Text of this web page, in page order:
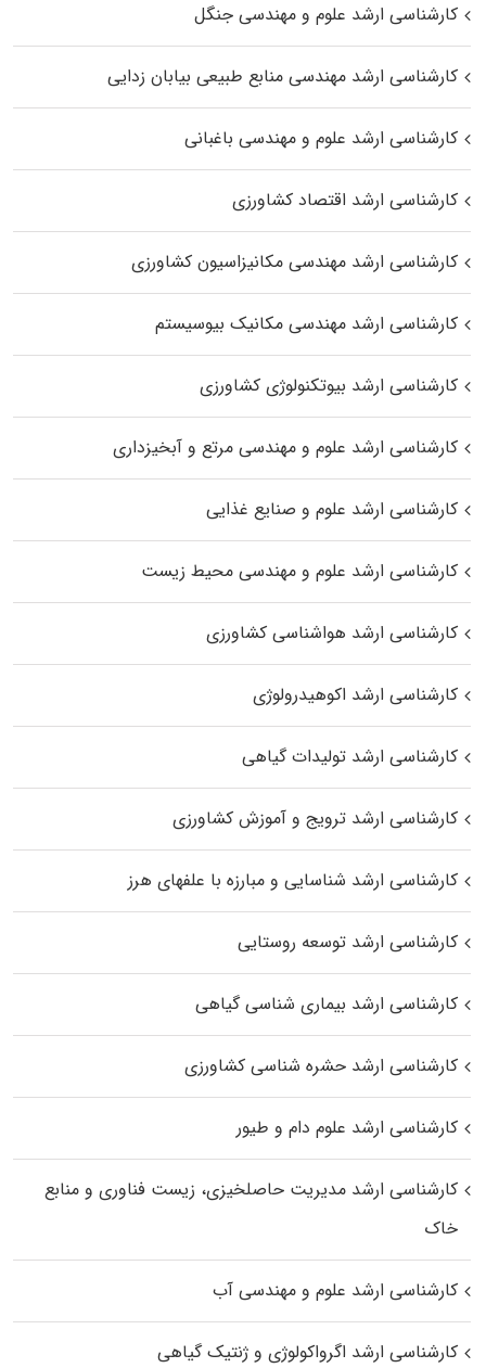
کارشناسی ارشد علوم و مهندسی جنگل
کارشناسی ارشد مهندسی منابع طبیعی بیابان زدایی
کارشناسی ارشد علوم و مهندسی باغبانی
کارشناسی ارشد اقتصاد کشاورزی
کارشناسی ارشد مهندسی مکانیزاسیون کشاورزی
کارشناسی ارشد مهندسی مکانیک بیوسیستم
کارشناسی ارشد بیوتکنولوژی کشاورزی
کارشناسی ارشد علوم و مهندسی مرتع و آبخیزداری
کارشناسی ارشد علوم و صنایع غذایی
کارشناسی ارشد علوم و مهندسی محیط زیست
کارشناسی ارشد هواشناسی کشاورزی
کارشناسی ارشد اکوهیدرولوژی
کارشناسی ارشد تولیدات گیاهی
کارشناسی ارشد ترویج و آموزش کشاورزی
کارشناسی ارشد شناسایی و مبارزه با علفهای هرز
کارشناسی ارشد توسعه روستایی
کارشناسی ارشد بیماری‌ شناسی گیاهی
کارشناسی ارشد حشره‌ شناسی کشاورزی
کارشناسی ارشد علوم دام و طیور
کارشناسی ارشد مدیریت حاصلخیزی، زیست فناوری و منابع
خاک
کارشناسی ارشد علوم و مهندسی آب
کارشناسی ارشد اگرواکولوژی و ژنتیک گیاهی